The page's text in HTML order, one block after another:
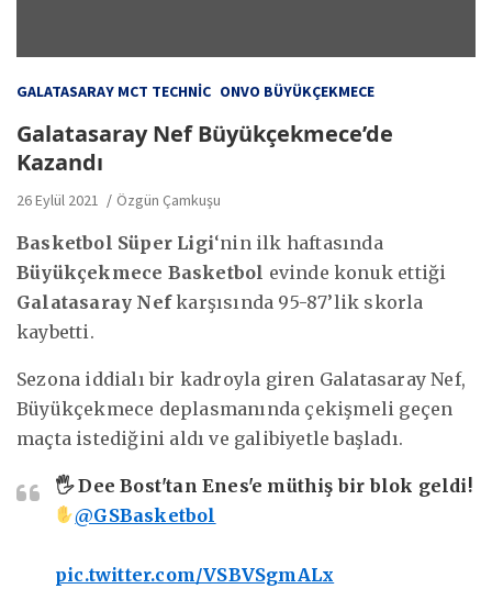
GALATASARAY MCT TECHNIC ONVO BÜYÜKÇEKMECE
Galatasaray Nef Büyükçekmece’de
Kazandı
26 Eylül 2021 Özgün Çamkuşu
Basketbol Süper Ligi‘nin ilk haftasında
Büyükçekmece Basketbol evinde konuk ettiği
Galatasaray Nefkarşısında 95-87’lik skorla
kaybetti.
Sezona iddialı bir kadroyla giren Galatasaray Nef,
Büyükçekmece deplasmanında çekişmeli geçen
maçta istediğini aldı ve galibiyetle başladı.
🖐Dee Bost'tan Enes'e müthiş bir blok geldi!
@GSBasketbol
pic.twitter.com/VSBVSgmALx